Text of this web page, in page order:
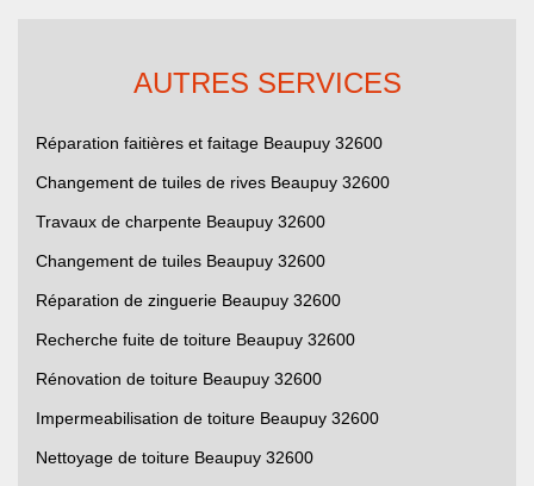
AUTRES SERVICES
Réparation faitières et faitage Beaupuy 32600
Changement de tuiles de rives Beaupuy 32600
Travaux de charpente Beaupuy 32600
Changement de tuiles Beaupuy 32600
Réparation de zinguerie Beaupuy 32600
Recherche fuite de toiture Beaupuy 32600
Rénovation de toiture Beaupuy 32600
Impermeabilisation de toiture Beaupuy 32600
Nettoyage de toiture Beaupuy 32600